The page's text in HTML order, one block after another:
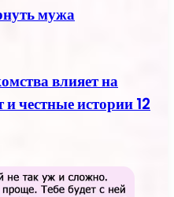
мужа
влияет на
честные истории 12